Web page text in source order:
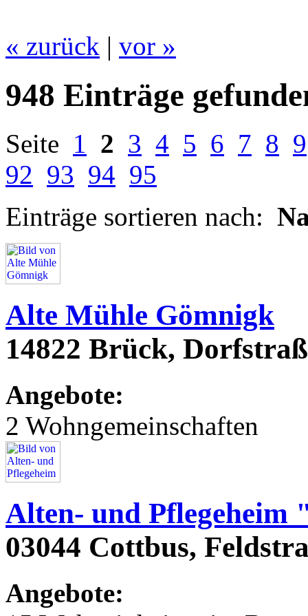
« zurück | vor »
948 Einträge
Seite 1 2 3 4 5 6 7 8 9
92 93 94 95
Einträge sortieren nach:
Alte Mühle Gömnigk
14822 Brück,
Angebote:
2 Wohngemeinschaften
Alten- und Pflegeheim
03044 Cottbus,
Angebote: